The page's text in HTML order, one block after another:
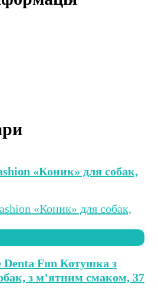
«Коник» для собак,
Fun Котушка з
з м’ятним смаком, 37